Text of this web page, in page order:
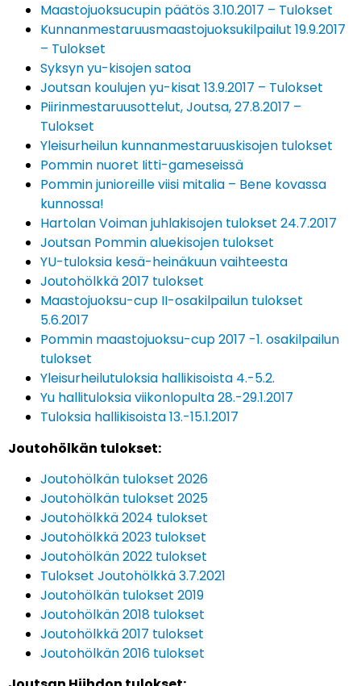
Maastojuoksucupin päätös 3.10.2017 – Tulokset
Kunnanmestaruusmaastojuoksukilpailut 19.9.2017
– Tulokset
Syksyn yu-kisojen satoa
Joutsan koulujen yu-kisat 13.9.2017 – Tulokset
Piirinmestaruusottelut, Joutsa, 27.8.2017 –
Tulokset
Yleisurheilun kunnanmestaruuskisojen tulokset
Pommin nuoret Iitti-gameseissä
Pommin junioreille viisi mitalia – Bene kovassa
kunnossa!
Hartolan Voiman juhlakisojen tulokset 24.7.2017
Joutsan Pommin aluekisojen tulokset
YU-tuloksia kesä-heinäkuun vaihteesta
Joutohölkkä 2017 tulokset
Maastojuoksu-cup II-osakilpailun tulokset
5.6.2017
Pommin maastojuoksu-cup 2017 -1. osakilpailun
tulokset
Yleisurheilutuloksia hallikisoista 4.-5.2.
Yu hallituloksia viikonlopulta 28.-29.1.2017
Tuloksia hallikisoista 13.-15.1.2017
Joutohölkän tulokset:
Joutohölkän tulokset 2026
Joutohölkän tulokset 2025
Joutohölkkä 2024 tulokset
Joutohölkkä 2023 tulokset
Joutohölkän 2022 tulokset
Tulokset Joutohölkkä 3.7.2021
Joutohölkän tulokset 2019
Joutohölkän 2018 tulokset
Joutohölkkä 2017 tulokset
Joutohölkän 2016 tulokset